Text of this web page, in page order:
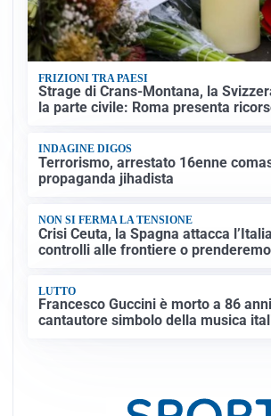
FRIZIONI TRA PAESI
Strage di Crans-Montana, la
la parte civile: Roma presenta
INDAGINE DIGOS
Terrorismo, arrestato 16enne
propaganda jihadista
NON SI FERMA LA TENSIONE
Crisi Ceuta, la Spagna attacca
controlli alle frontiere o
LUTTO
Francesco Guccini è morto a 86
cantautore simbolo della musica